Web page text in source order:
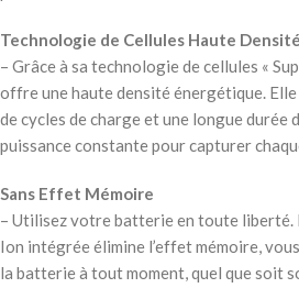
Technologie de Cellules Haute Densité
– Grâce à sa technologie de cellules «
offre une haute densité énergétique.
de cycles de charge et une longue durée
puissance constante pour capturer
Sans Effet Mémoire
– Utilisez votre batterie en toute liberté.
Ion intégrée élimine l’effet mémoire,
la batterie à tout moment, quel que soit